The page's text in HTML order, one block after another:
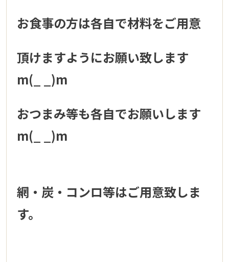
お食事の方は各自で材料をご用意
頂けますようにお願い致します
m(_ _)m
おつまみ等も各自でお願いします
m(_ _)m
網・炭・コンロ等はご用意致しま
す。